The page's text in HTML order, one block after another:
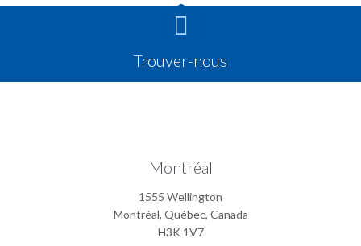

Trouver-nous
Montréal
1555 Wellington
Montréal, Québec, Canada
H3K 1V7